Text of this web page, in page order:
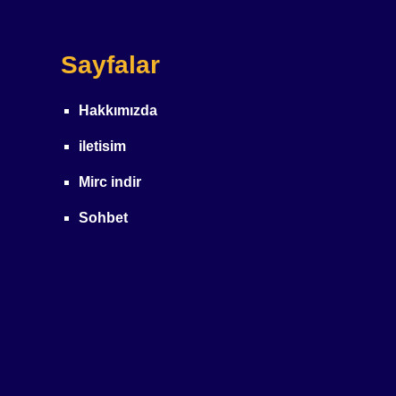
Sayfalar
Hakkımızda
iletisim
Mirc indir
Sohbet